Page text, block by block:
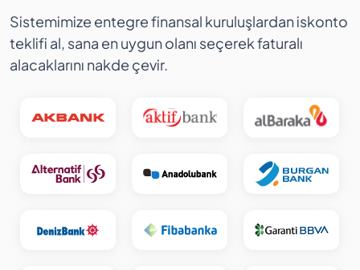
Sistemimize entegre finansal kuruluşlardan iskonto
teklifi al, sana en uygun olanı seçerek faturalı
alacaklarını nakde çevir.